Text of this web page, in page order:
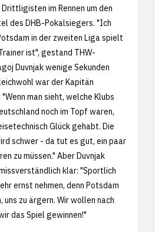
im Rennen um den
des DHB-Pokalsiegers. "Ich
in der zweiten Liga spielt
ist", gestand THW-
Duvnjak wenige Sekunden
war der Kapitän
man sieht, welche Klubs
noch im Topf waren,
Glück gehabt. Die
schwer - da tut es gut, ein paar
zu müssen." Aber Duvnjak
klar: "Sportlich
ernst nehmen, denn Potsdam
zu ärgern. Wir wollen nach
das Spiel gewinnen!"